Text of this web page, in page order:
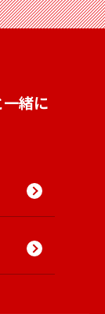
緒に